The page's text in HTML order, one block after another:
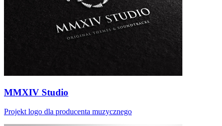
MMXIV Studio
Projekt logo dla producenta muzycznego